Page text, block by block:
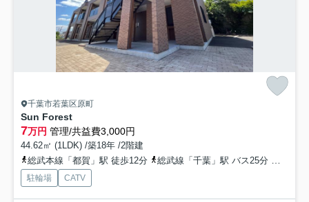
千葉市若葉区原町
Sun Forest
7万円 管理/共益費3,000円
44.62㎡ (1LDK) /築18年 /2階建
総武本線「都賀」駅 徒歩12分
総武線「千葉」駅 バス25分 「ツツジ公園」 停歩5分
駐輪場 CATV